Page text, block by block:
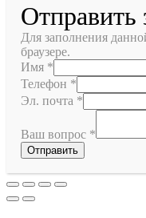
Отправить
Для заполнения
браузере.
Имя *
Телефон *
Эл. почта *
Ваш вопрос *
Отправить